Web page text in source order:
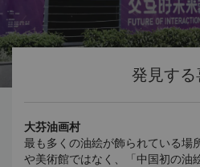
発見する
大芬油画村
最も多くの油絵が飾られている場
や美術館ではなく、「中国初の油